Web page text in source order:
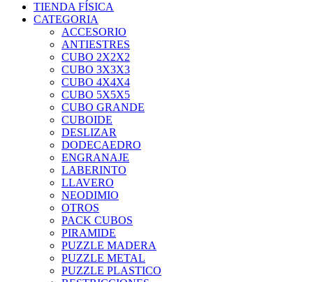
TIENDA FÍSICA
CATEGORIA
ACCESORIO
ANTIESTRES
CUBO 2X2X2
CUBO 3X3X3
CUBO 4X4X4
CUBO 5X5X5
CUBO GRANDE
CUBOIDE
DESLIZAR
DODECAEDRO
ENGRANAJE
LABERINTO
LLAVERO
NEODIMIO
OTROS
PACK CUBOS
PIRAMIDE
PUZZLE MADERA
PUZZLE METAL
PUZZLE PLASTICO